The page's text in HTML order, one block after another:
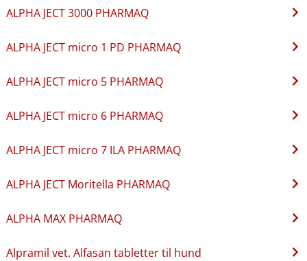
ALPHA JECT 3000 PHARMAQ
ALPHA JECT micro 1 PD PHARMAQ
ALPHA JECT micro 5 PHARMAQ
ALPHA JECT micro 6 PHARMAQ
ALPHA JECT micro 7 ILA PHARMAQ
ALPHA JECT Moritella PHARMAQ
ALPHA MAX PHARMAQ
Alpramil vet. Alfasan tabletter til hund